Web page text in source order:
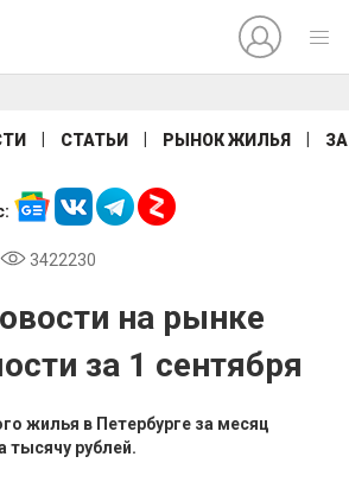
СТАТЬИ РЫНОК ЖИЛЬЯ
3422230
на рынке
за 1 сентября
жилья в Петербурге за месяц
тысячу рублей.